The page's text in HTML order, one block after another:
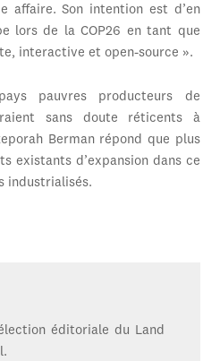
affaire. Son intention est d’en
lors de la COP26 en tant que
interactive et open-source ».
pauvres producteurs de
sans doute réticents à
Berman répond que plus
existants d’expansion dans ce
industrialisés.
éditoriale du Land